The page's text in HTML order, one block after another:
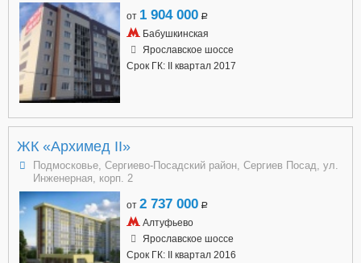
от 1 904 000 a
Бабушкинская
Ярославское шоссе
Срок ГК: II квартал 2017
ЖК «Архимед II»
Подмосковье, Сергиево-Посадский район, Сергиев Посад, ул.
Инженерная, корп. 2
от 2 737 000 a
Алтуфьево
Ярославское шоссе
Срок ГК: II квартал 2016